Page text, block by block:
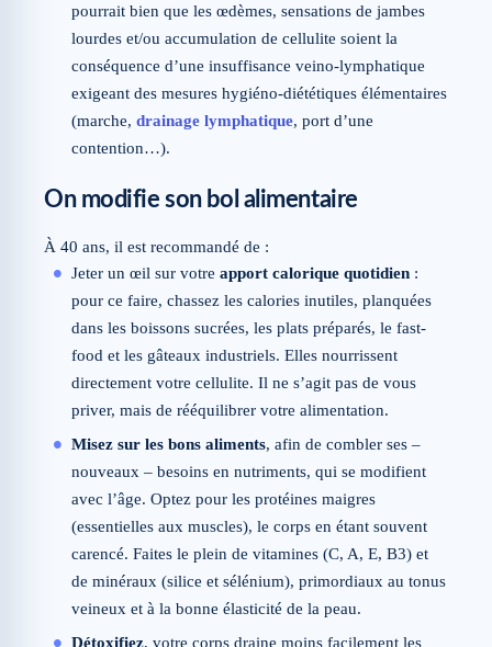
pourrait bien que les œdèmes, sensations de jambes
lourdes et/ou accumulation de cellulite soient la
conséquence d’une insuffisance veino-lymphatique
exigeant des mesures hygiéno-diététiques élémentaires
(marche, drainage lymphatique, port d’une
contention…).
On modifie son bol alimentaire
À 40 ans, il est recommandé de :
Jeter un œil sur votre apport calorique quotidien :
pour ce faire, chassez les calories inutiles, planquées
dans les boissons sucrées, les plats préparés, le fast-
food et les gâteaux industriels. Elles nourrissent
directement votre cellulite. Il ne s’agit pas de vous
priver, mais de rééquilibrer votre alimentation.
Misez sur les bons aliments, afin de combler ses –
nouveaux – besoins en nutriments, qui se modifient
avec l’âge. Optez pour les protéines maigres
(essentielles aux muscles), le corps en étant souvent
carencé. Faites le plein de vitamines (C, A, E, B3) et
de minéraux (silice et sélénium), primordiaux au tonus
veineux et à la bonne élasticité de la peau.
Détoxifiez, votre corps draine moins facilement les